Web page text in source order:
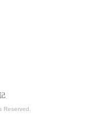
Reserved.